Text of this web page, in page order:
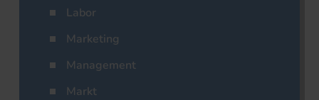
Labor
Marketing
Management
Markt